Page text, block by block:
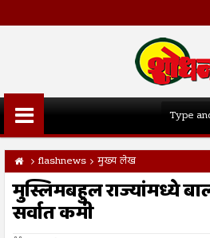
flashnews मुख्य लेख
मुस्लिमबहुल राज्यांमध्ये
सर्वात कमी